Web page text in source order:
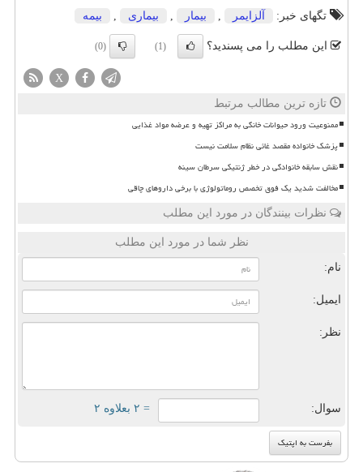
تگهای خبر: آلزایمر بیمار بیماری بیمه
این مطلب را می پسندید؟ (1)
(0)
X
تازه ترین مطالب مرتبط
ممنوعیت ورود حیوانات خانگی به مراکز تهیه و عرضه مواد غذایی
پزشک خانواده مقصد غائی نظام سلامت نیست
نقش سابقه خانوادگی در خطر ژنتیکی سرطان سینه
مخالفت شدید یک فوق تخصص روماتولوژی با برخی داروهای چاقی
نظرات بینندگان در مورد این مطلب
نظر شما در مورد این مطلب
نام:
ایمیل:
نظر:
سوال: = ۲ بعلاوه ۲